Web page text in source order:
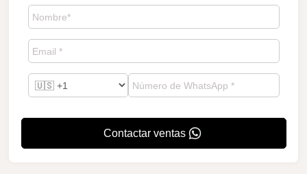
Contactar ventas